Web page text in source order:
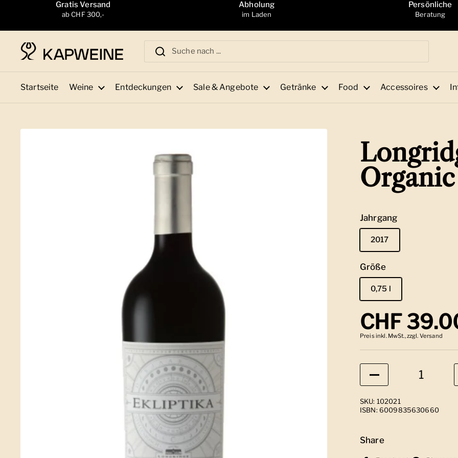
Zum Inhalt springenGratis Versand
ab CHF 300,-
Abholung
im Laden
Persönliche
Beratung
Startseite Weine Entdeckungen Sale & Angebote Getränke Food Accessoires
Organic
Jahrgang
2017
Größe
0,75 l
CHF
Preis inkl. MwSt., zzgl. Versand
Anzahl
SKU: 102021
ISBN: 6009835630660
Share